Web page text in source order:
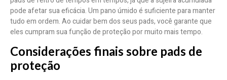
pode afetar sua eficácia. Um pano úmido é suficiente para manter
tudo em ordem. Ao cuidar bem dos seus pads, você garante que
eles cumpram sua função de proteção por muito mais tempo.
Considerações finais sobre pads de
proteção